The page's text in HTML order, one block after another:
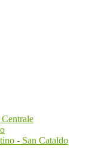
- San Cataldo